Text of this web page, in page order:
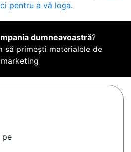
pentru a vă loga.
dumneavoastră?
să primești materialele de
marketing
pe